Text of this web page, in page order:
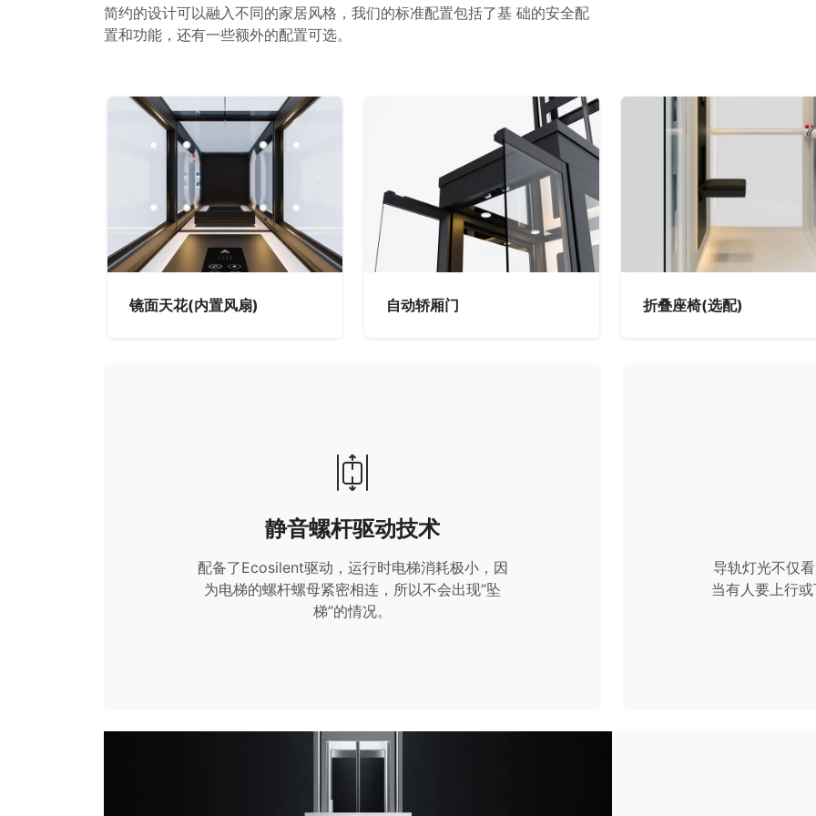
镜面天花(内置风扇) 自动轿厢门 折叠座椅(选配)
简约的设计可以融入不同的家居风格，我们的标准配置包括了基 础的安全配
置和功能，还有一些额外的配置可选。
静音螺杆驱动技术
配备了Ecosilent驱动，运行时电梯消耗极小，因
为电梯的螺杆螺母紧密相连，所以不会出现“坠
梯”的情况。
导轨灯光不仅
当有人要上行